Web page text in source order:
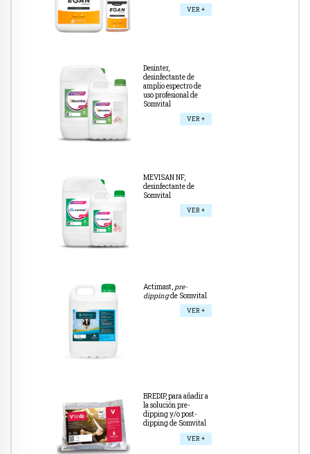
VER +
Desinter,
desinfectante de
amplio espectro de
uso profesional de
Somvital
VER +
MEVISAN NF,
desinfectante de
Somvital
VER +
Actimast, pre-
dippingde Somvital
VER +
BREDIP, para añadir a
la solución pre-
dipping y/o post-
dipping de Somvital
VER +